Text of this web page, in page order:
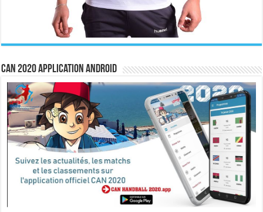
CAN 2020 Application Android